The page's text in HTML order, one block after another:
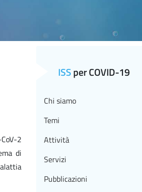
2
di
ISSper COVID-19
Chi siamo
Temi
Attività
Servizi
Pubblicazioni